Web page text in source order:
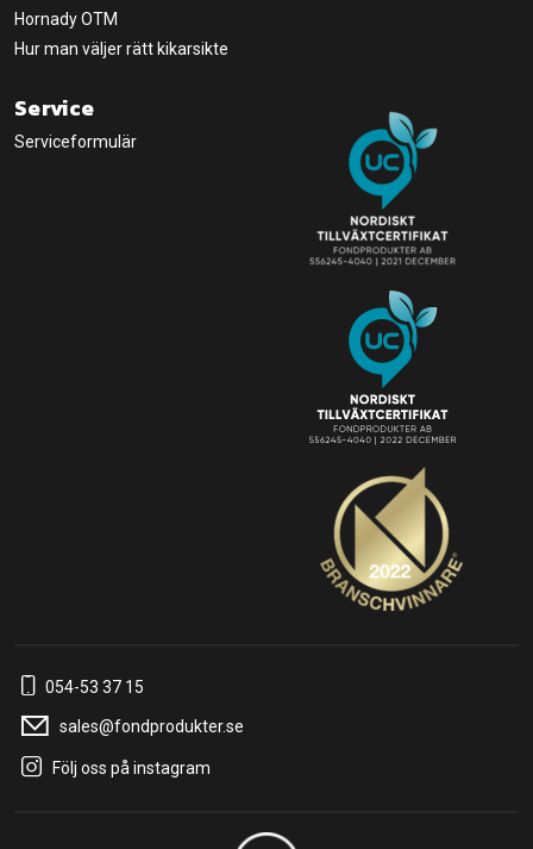
Hornady OTM
Hur man väljer rätt kikarsikte
Service
Serviceformulär
054-53 37 15
sales@fondprodukter.se
Följ oss på instagram